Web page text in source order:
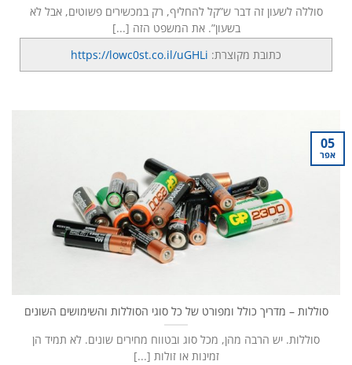
סוללה לשעון זה דבר ש”קל להחליף, רק במכשירים פשוטים, אבל לא
בשעון”. את המשפט הזה [...]
כתובת מקוצרת: https://lowc0st.co.il/uGHLi
סוללות – מדריך כולל ומפורט של כל סוגי הסוללות והשימושים השונים
סוללות. יש הרבה מהן, מכל סוג ובטווח מחירים שונים. לא תמיד הן
זמינות או זולות [...]
05
אפר